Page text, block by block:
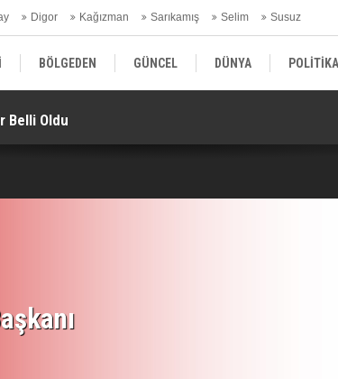
Digor Kağızman Sarıkamış Selim Susuz
BÖLGEDEN GÜNCEL DÜNYA POLİTİKA
| OTOMOTİV
Belli Oldu